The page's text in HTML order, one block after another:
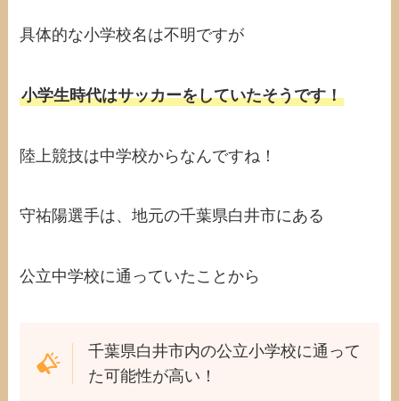
具体的な小学校名は不明ですが
小学生時代はサッカーをしていたそうです！
陸上競技は中学校からなんですね！
守祐陽選手は、地元の千葉県白井市にある
公立中学校に通っていたことから
千葉県白井市内の公立小学校に通って
た可能性が高い！